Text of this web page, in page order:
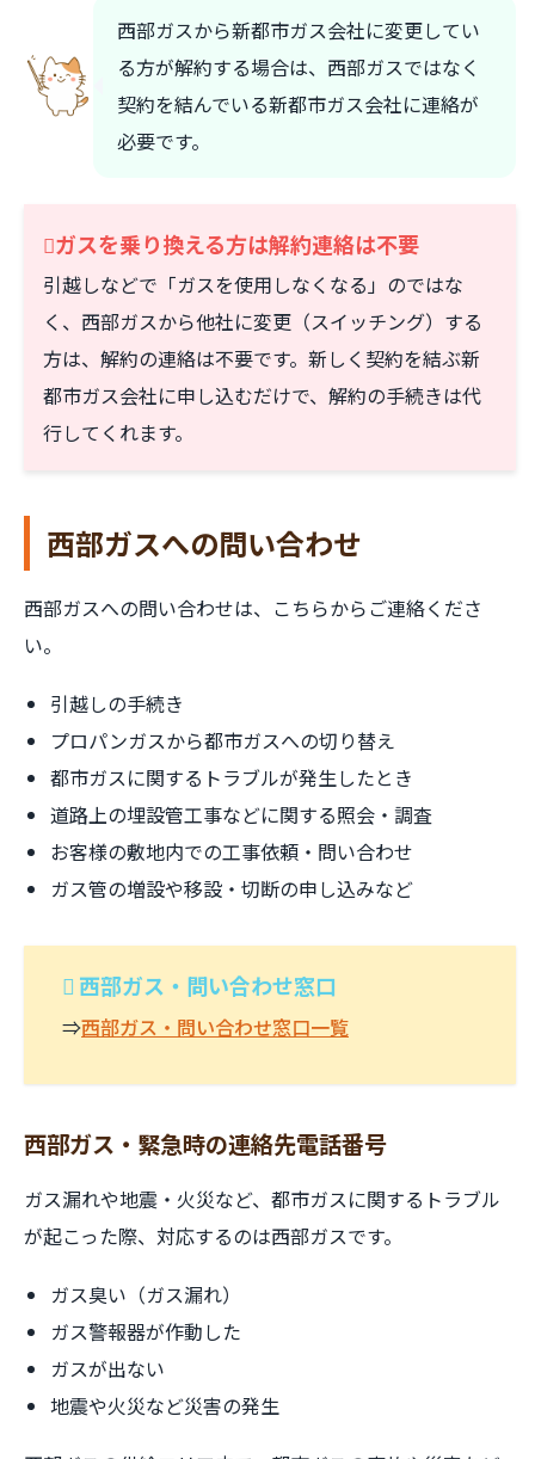
西部ガスから新都市ガス会社に変更してい
る方が解約する場合は、西部ガスではなく
契約を結んでいる新都市ガス会社に連絡が
必要です。
ガスを乗り換える方は解約連絡は不要
引越しなどで「ガスを使用しなくなる」のではな
く、西部ガスから他社に変更（スイッチング）する
方は、解約の連絡は不要です。新しく契約を結ぶ新
都市ガス会社に申し込むだけで、解約の手続きは代
行してくれます。
西部ガスへの問い合わせ
西部ガスへの問い合わせは、こちらからご連絡くださ
い。
引越しの手続き
プロパンガスから都市ガスへの切り替え
都市ガスに関するトラブルが発生したとき
道路上の埋設管工事などに関する照会・調査
お客様の敷地内での工事依頼・問い合わせ
ガス管の増設や移設・切断の申し込みなど
西部ガス・問い合わせ窓口
⇒西部ガス・問い合わせ窓口一覧
西部ガス・緊急時の連絡先電話番号
ガス漏れや地震・火災など、都市ガスに関するトラブル
が起こった際、対応するのは西部ガスです。
ガス臭い（ガス漏れ）
ガス警報器が作動した
ガスが出ない
地震や火災など災害の発生